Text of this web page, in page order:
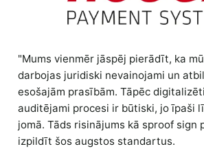
"Mums vienmēr jāspēj pierādīt, ka
darbojas juridiski nevainojami un
esošajām prasībām. Tāpēc
auditējami procesi ir būtiski, jo īpaši
jomā. Tāds risinājums kā sproof sign
izpildīt šos augstos standartus.